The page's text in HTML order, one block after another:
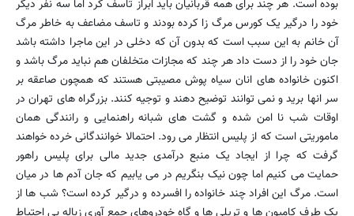
بوده است. هر چند برای همه قربانیان باید ابراز تاسف کرد اما سه نفر دیگر
خود را درگیر یک کورس مرگ زا کرده بودند و تاسف مضاعف به خاطر مرگ
آن خانم به این سبب است که بدون آن که دخلی در این ماجرا داشته باشد
جان خود را از دست داد هر چند که مجازات متخلفان هم نباید مرگ باشد و
اکنون خانواده های انان سیاه پوش مصیبتی هستند که همچون صاعقه بر
سر انها برید و نمی توانند توضیح دهند و توجیه کنند. بزرگراه های تهران در
اوقات شب نا امن شده و گشت های شبانه راهنمایی و رانندگی همان
ماموریتی است که از پلیس انتظار می رود. احتمالا خوانندگانی خرده خواهند
گرفت که چرا از ایجاد یک منبع درآمدی جدید مالی برای پلیس راهور
حمایت می کنیم اما چون نیک بنگریم در می یابیم که جان آدم ها در میان
است. مرگ این افراد چند خانواده را افسرده و درگیر کرده است؟ شب ها از